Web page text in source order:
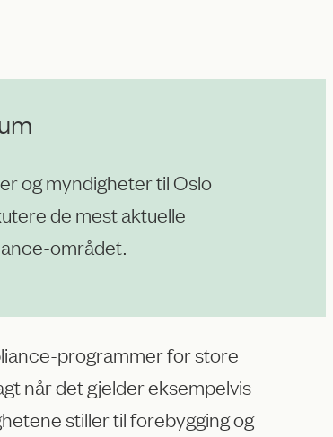
og myndigheter til Oslo
de mest aktuelle
området.
programmer for store
når det gjelder eksempelvis
stiller til forebygging og